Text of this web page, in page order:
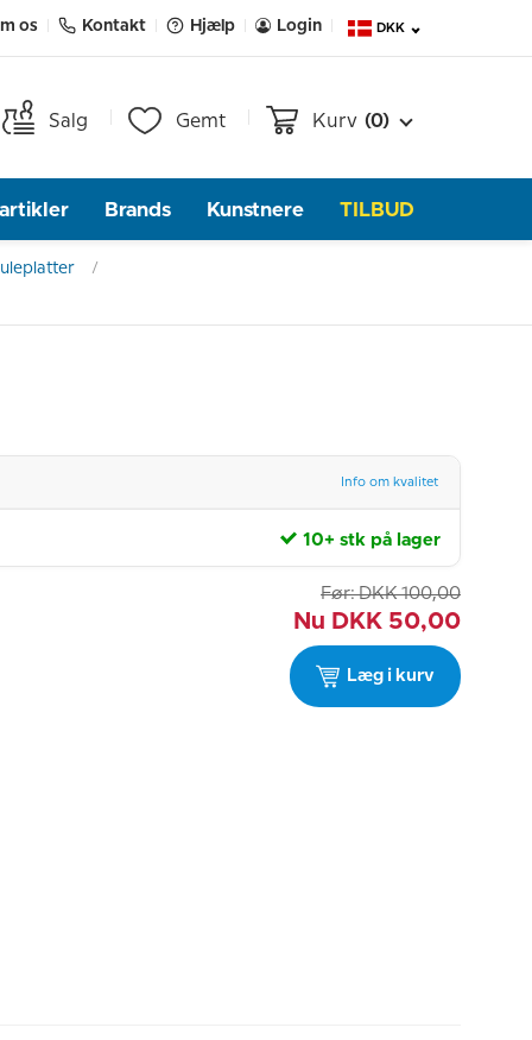
os Kontakt Hjælp Login DKK
Salg Gemt Kurv (0)
Brands Kunstnere TILBUD
Info om kvalitet
10+ stk på lager
Før: DKK 100,00
Nu DKK 50,00
Læg i kurv